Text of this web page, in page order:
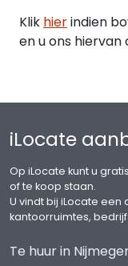
Klik hierindien
en u ons
iLocate
Op iLocate kunt u
of te koop staan.
U vindt bij iLocate een
kantoorruimtes,
Te huur in